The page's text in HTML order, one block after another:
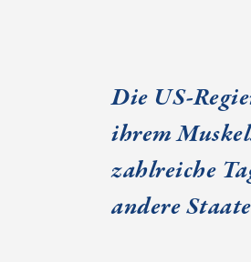
Die US-
ihrem
zahlreiche
andere